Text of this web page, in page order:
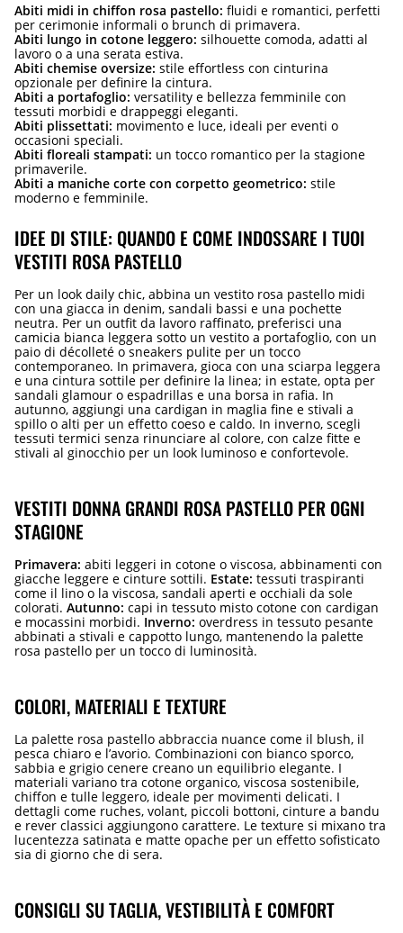
Abiti midi in chiffon rosa pastello: fluidi e romantici, perfetti
per cerimonie informali o brunch di primavera.
Abiti lungo in cotone leggero: silhouette comoda, adatti al
lavoro o a una serata estiva.
Abiti chemise oversize: stile effortless con cinturina
opzionale per definire la cintura.
Abiti a portafoglio: versatility e bellezza femminile con
tessuti morbidi e drappeggi eleganti.
Abiti plissettati: movimento e luce, ideali per eventi o
occasioni speciali.
Abiti floreali stampati: un tocco romantico per la stagione
primaverile.
Abiti a maniche corte con corpetto geometrico: stile
moderno e femminile.
IDEE DI STILE: QUANDO E COME INDOSSARE I TUOI
VESTITI ROSA PASTELLO
Per un look daily chic, abbina un vestito rosa pastello midi
con una giacca in denim, sandali bassi e una pochette
neutra. Per un outfit da lavoro raffinato, preferisci una
camicia bianca leggera sotto un vestito a portafoglio, con un
paio di décolleté o sneakers pulite per un tocco
contemporaneo. In primavera, gioca con una sciarpa leggera
e una cintura sottile per definire la linea; in estate, opta per
sandali glamour o espadrillas e una borsa in rafia. In
autunno, aggiungi una cardigan in maglia fine e stivali a
spillo o alti per un effetto coeso e caldo. In inverno, scegli
tessuti termici senza rinunciare al colore, con calze fitte e
stivali al ginocchio per un look luminoso e confortevole.
VESTITI DONNA GRANDI ROSA PASTELLO PER OGNI
STAGIONE
Primavera: abiti leggeri in cotone o viscosa, abbinamenti con
giacche leggere e cinture sottili. Estate: tessuti traspiranti
come il lino o la viscosa, sandali aperti e occhiali da sole
colorati. Autunno: capi in tessuto misto cotone con cardigan
e mocassini morbidi. Inverno: overdress in tessuto pesante
abbinati a stivali e cappotto lungo, mantenendo la palette
rosa pastello per un tocco di luminosità.
COLORI, MATERIALI E TEXTURE
La palette rosa pastello abbraccia nuance come il blush, il
pesca chiaro e l’avorio. Combinazioni con bianco sporco,
sabbia e grigio cenere creano un equilibrio elegante. I
materiali variano tra cotone organico, viscosa sostenibile,
chiffon e tulle leggero, ideale per movimenti delicati. I
dettagli come ruches, volant, piccoli bottoni, cinture a bandu
e rever classici aggiungono carattere. Le texture si mixano tra
lucentezza satinata e matte opache per un effetto sofisticato
sia di giorno che di sera.
CONSIGLI SU TAGLIA, VESTIBILITÀ E COMFORT